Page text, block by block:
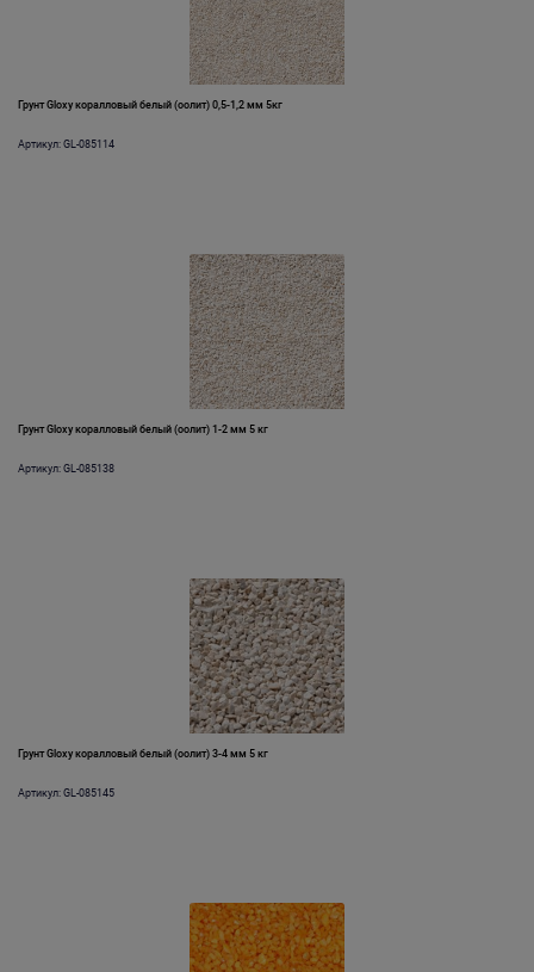
Грунт Gloxy коралловый белый (оолит) 0,5-1,2 мм 5кг
Артикул: GL-085114
Грунт Gloxy коралловый белый (оолит) 1-2 мм 5 кг
Артикул: GL-085138
Грунт Gloxy коралловый белый (оолит) 3-4 мм 5 кг
Артикул: GL-085145